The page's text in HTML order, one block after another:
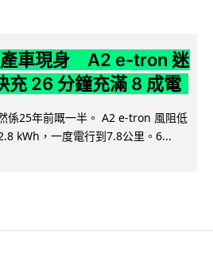
車現身 A2 e-tron 迷
26 分鐘充滿 8 成電
係25年前嘅一半。 A2 e-tron 風阻低
kWh，一度電行到7.8公里。6...